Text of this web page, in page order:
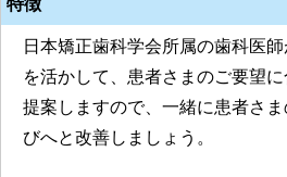
特徴
日本矯正歯科学会所属の歯科医
を活かして、患者さまのご要望
提案しますので、一緒に患者さ
びへと改善しましょう。